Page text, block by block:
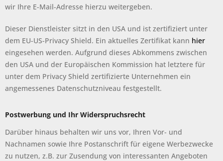
wir Ihre E-Mail-Adresse hierzu weitergeben.
Dieser Dienstleister sitzt in den USA und ist zertifiziert unter
dem EU-US-Privacy Shield. Ein aktuelles Zertifikat kann hier
eingesehen werden. Aufgrund dieses Abkommens zwischen
den USA und der Europäischen Kommission hat letztere für
unter dem Privacy Shield zertifizierte Unternehmen ein
angemessenes Datenschutzniveau festgestellt.
Postwerbung und Ihr Widerspruchsrecht
Darüber hinaus behalten wir uns vor, Ihren Vor- und
Nachnamen sowie Ihre Postanschrift für eigene Werbezwecke
zu nutzen, z.B. zur Zusendung von interessanten Angeboten